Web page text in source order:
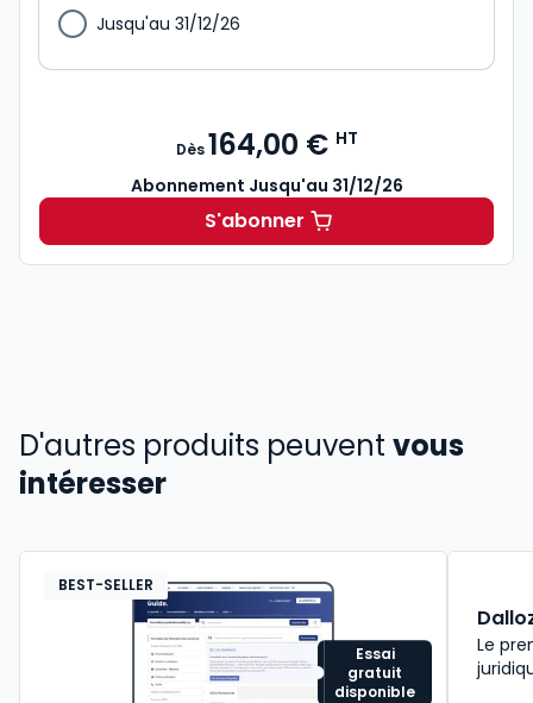
Jusqu'au 31/12/26
Dès164,00 € HT
Abonnement Jusqu'au 31/12/26
S'abonnerL'appel expert à partir de
D'autres produits peuvent vous
intéresser
Essai
gratuit
disponible
BEST-SELLER
Le